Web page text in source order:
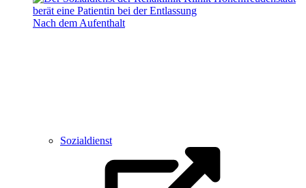
Nach dem Aufenthalt
Sozialdienst